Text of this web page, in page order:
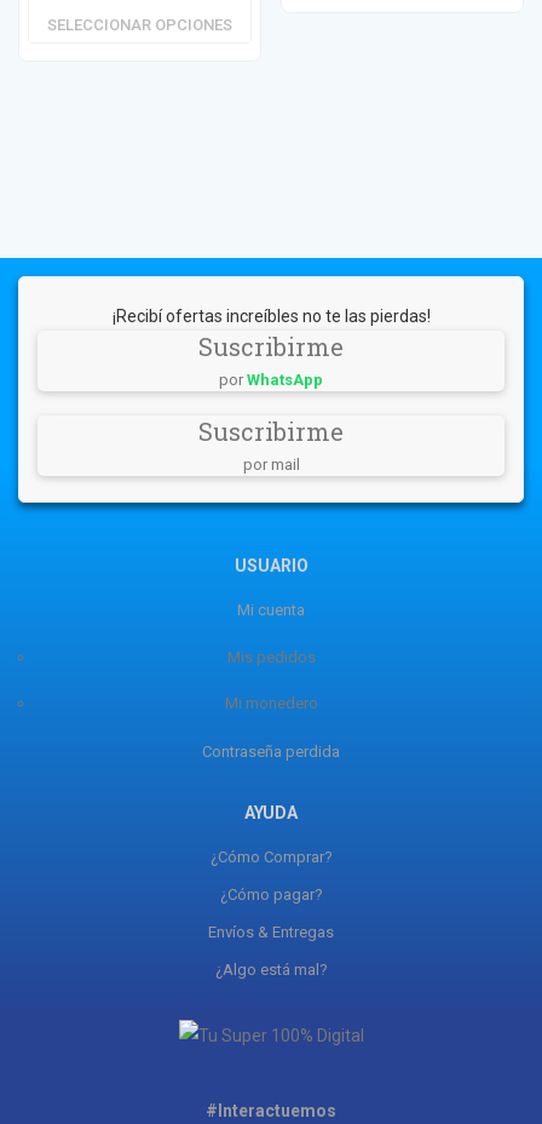
SELECCIONAR OPCIONES
¡Recibí ofertas increíbles no te las pierdas!
Suscribirme
por WhatsApp
Suscribirme
por mail
USUARIO
Mi cuenta
Mis pedidos
Mi monedero
Contraseña perdida
AYUDA
¿Cómo Comprar?
¿Cómo pagar?
Envíos & Entregas
¿Algo está mal?
#Interactuemos